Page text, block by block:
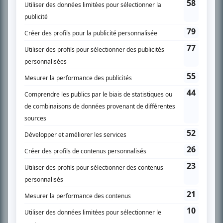
SUR LE RÉSEAU BIZZ MÉDIA
Accueil
Liste des oeuvres
Liste des comédiens
Recherche avancée
À propos
Nous contacter
Termes et conditions
Politique de confidentialité